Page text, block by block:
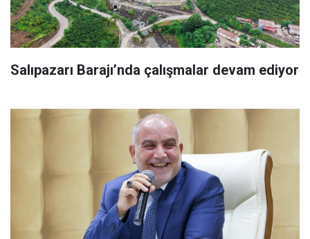
Salıpazarı Barajı’nda çalışmalar devam ediyor